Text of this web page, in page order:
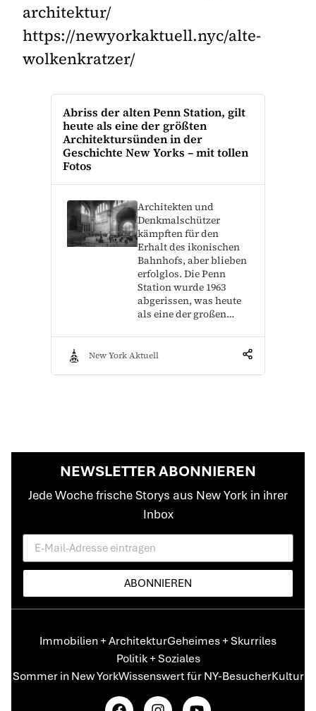
architektur/
https://newyorkaktuell.nyc/alte-
wolkenkratzer/
Abriss der alten Penn Station, gilt
heute als eine der größten
Architektursünden in der
Geschichte New Yorks – mit tollen
Fotos
Architekten und
Denkmalschützer
kämpften für den
Erhalt des ikonischen
Bahnhofs, aber blieben
erfolglos. Die Penn
Station wurde 1963
abgerissen, was heute
als eine der großen…
New York Aktuell
NEWSLETTER ABONNIEREN
Jede Woche frische Storys aus New York in ihrer
Inbox
ABONNIEREN
Immobilien + ArchitekturGeheimes + Skurriles
Politik + Soziales
Sommer in New YorkWissenswert für NY-BesucherKultur